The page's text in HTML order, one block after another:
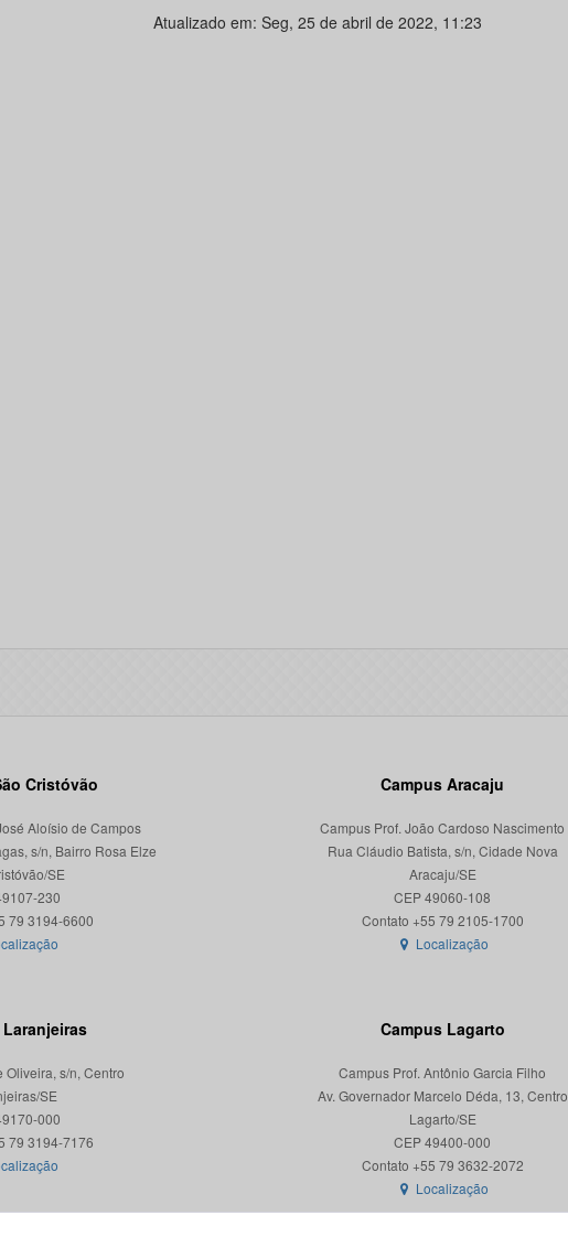
Atualizado em: Seg, 25 de abril de 2022, 11:23
Cristóvão
Aloísio de Campos
s/n, Bairro Rosa Elze
SE
230
Campus Aracaju
Campus Prof. João Cardoso Nascimento
Rua Cláudio Batista, s/n, Cidade Nova
Aracaju/SE
CEP 49060-108
Localização
Oliveira, s/n, Centro
SE
000
Campus Lagarto
Campus Prof. Antônio Garcia Filho
Av. Governador Marcelo Déda, 13, Centro
Lagarto/SE
CEP 49400-000
Localização